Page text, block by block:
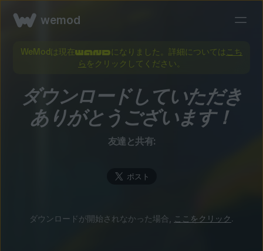
wemod
WeModは現在 になりました。詳細については こち
ら をクリックしてください。
ダウンロードしていただき
ありがとうございます！
友達と共有:
ダウンロードが開始されなかった場合, ここをクリック .